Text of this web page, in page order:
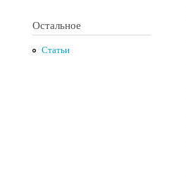
Остальное
Статьи